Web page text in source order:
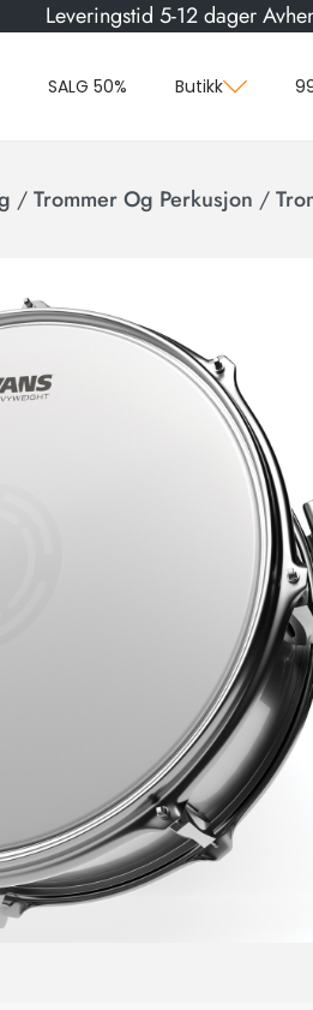
Leveringstid 5-12 dager
SALG 50% Butikk
/Trommer Og Perkusjon /